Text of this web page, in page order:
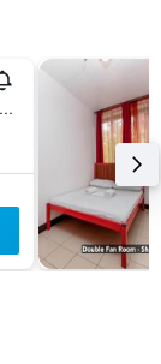
1445 Balagtas Barangay La Paz, Manila, Philippinen